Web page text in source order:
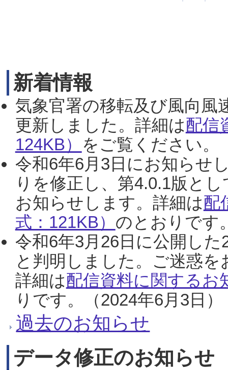
新着情報
気象官署の移転及び風向風
更新しました。詳細は配信
124KB） をご覧ください。
令和6年6月3日にお知らせ
りを修正し、第4.0.1版と
お知らせします。詳細は配
式：121KB） のとおりです
令和6年3月26日に公開し
と判明しました。ご迷惑
詳細は配信資料に関するお
りです。（2024年6月3日）
過去のお知らせ
データ修正のお知らせ